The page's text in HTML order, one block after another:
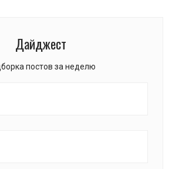
Дайджест
постов за неделю